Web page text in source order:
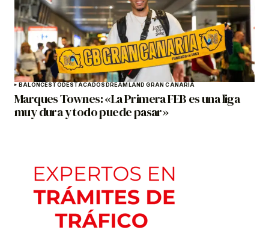
BALONCESTO DESTACADOS DREAMLAND GRAN CANARIA
Marques Townes: «La Primera FEB es una liga
muy dura y todo puede pasar»